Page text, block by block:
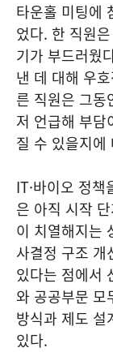
타운홀 미팅에
었다. 한 직원
기가 부드러웠
낸 데 대해 우
른 직원은 그동
저 언급해 부담
질 수 있을지에
IT·바이오 정
은 아직 시작
이 치열해지는
사결정 구조 개
있다는 점에서
와 공공부문 모
방식과 제도 설
있다.